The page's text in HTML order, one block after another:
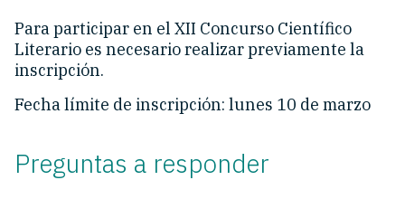
Para participar en el XII Concurso Científico
Literario es necesario realizar previamente la
inscripción.
Fecha límite de inscripción: lunes 10 de marzo
Preguntas a responder